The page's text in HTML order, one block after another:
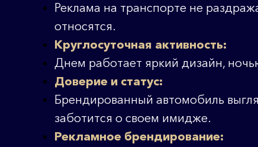
Реклама на транспорте не
относятся.
Круглосуточная активность:
Днем работает яркий дизайн,
Доверие и статус:
Брендированный автомобиль
заботится о своем имидже.
Рекламное брендирование: